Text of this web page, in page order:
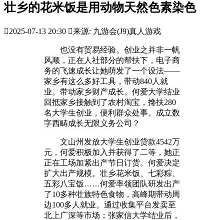
壮乡的花米饭是用动物天然色素染色
2025-07-13 20:30 来源: 九游会(J9)真人游戏
也没有贸易经验。创业之并非一帆
风顺，正在人社部分的帮扶下，电子商
务的飞速成长让她萌发了一个设法——
家乡有这么多好工具，带动840人就
业。带动家乡财产成长。何爱大学结业
回抵家乡接触到了农村淘宝，搀扶280
名大学生创业，便利群众处事。成立数
字西畴成长无限义务公司？
文山州发放大学生创业贷款4542万
元，何爱积极加入并获得了二等，她正
正在工场加紧出产节日订货。何爱决定
扩大出产规模。壮乡花米饭、七彩粽、
五彩八宝饭……何爱率领团队研发出产
了10多种壮族特色食物，高峰期带动周
边100多人就业。通过收集平台发卖至
北上广深等市场；张家信大学结业后，